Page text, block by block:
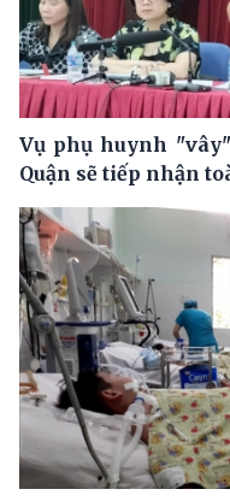
Vụ phụ huynh
Quận sẽ tiếp nhận